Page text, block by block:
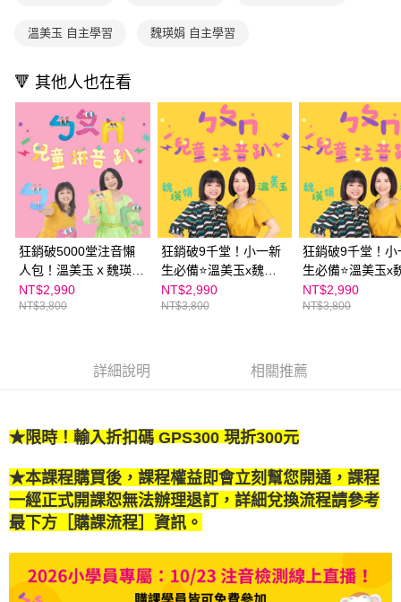
溫美玉 自主學習 魏瑛娟 自主學習
🔻 其他人也在看
狂銷破5000堂注音懶
人包！溫美玉ｘ魏瑛娟
ㄅㄆㄇ兒童拼音趴｜孩
子自己看的注音動畫線
NT$2,990
NT$3,800
狂銷破9千堂！小一新
生必備⭐️溫美玉x魏瑛
娟 ㄅㄆㄇ兒童注音趴
｜孩子自己看的注音動
NT$2,990
NT$3,800
狂銷破9千堂！小
生必備⭐️溫美玉x
娟 ㄅㄆㄇ兒童注
｜孩子自己看的
推薦
NT$2,990
NT$3,800
詳細說明 相關推薦
★限時！ 輸入折扣碼 GPS300 現折300元
★本課程購買後，課程權益即會立刻幫您開通，課程
一經正式開課恕無法辦理退訂，詳細兌換流程請參考
最下方［購課流程］資訊。